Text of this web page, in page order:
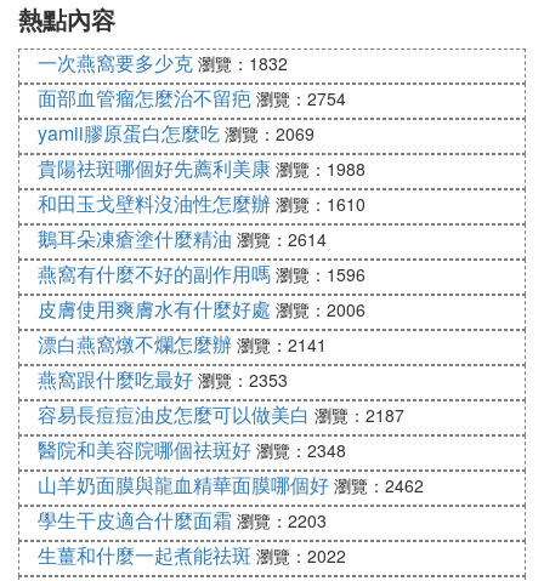
現代人的工作和學習壓力很大，很容易導致緊張，很
容易導致內分泌失調。面部斑點的重要因素是內分泌
失調引起的。通常，您應該注意保持良好的態度，不
要讓自己太過壓力！
3、化妝品和護膚品使用不當
面部皮膚非常脆弱，長期濫用不良的化妝品和護膚產
品很容易導致長斑。
4、生活習慣
生活習慣對整個人的身心健康非常重要。熬夜很久不
僅會危害您的健康，還會使您的臉變得發黃和發黃。
F. 激光祛斑需要多少費用
在現實的生活當中，有很多人的面部會有斑點的存
在，這會使一個人的皮膚變得非常的不美觀，於是很
多人會通過激光的手術方法來進行有效的祛除。做激
光祛斑手術的價錢一般是在3000到6000元左右，具
熱點內容
一次燕窩要多少克 瀏覽：1832
面部血管瘤怎麼治不留疤 瀏覽：2754
yamii膠原蛋白怎麼吃 瀏覽：2069
貴陽祛斑哪個好先薦利美康 瀏覽：1988
和田玉戈壁料沒油性怎麼辦 瀏覽：1610
鵝耳朵凍瘡塗什麼精油 瀏覽：2614
燕窩有什麼不好的副作用嗎 瀏覽：1596
皮膚使用爽膚水有什麼好處 瀏覽：2006
漂白燕窩燉不爛怎麼辦 瀏覽：2141
燕窩跟什麼吃最好 瀏覽：2353
容易長痘痘油皮怎麼可以做美白 瀏覽：2187
醫院和美容院哪個祛斑好 瀏覽：2348
山羊奶面膜與龍血精華面膜哪個好 瀏覽：2462
學生干皮適合什麼面霜 瀏覽：2203
生薑和什麼一起煮能祛斑 瀏覽：2022